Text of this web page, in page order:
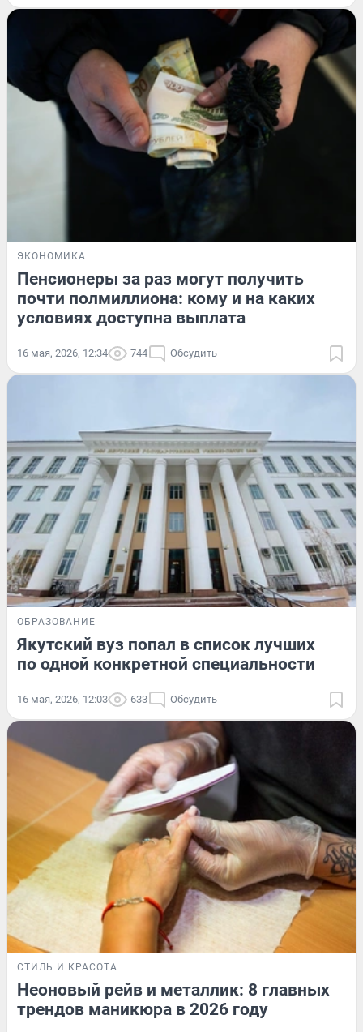
ЭКОНОМИКА
Пенсионеры за раз могут получить
почти полмиллиона: кому и на каких
условиях доступна выплата
16 мая, 2026, 12:34 744 Обсудить
ОБРАЗОВАНИЕ
Якутский вуз попал в список лучших
по одной конкретной специальности
16 мая, 2026, 12:03 633 Обсудить
СТИЛЬ И КРАСОТА
Неоновый рейв и металлик: 8 главных
трендов маникюра в 2026 году